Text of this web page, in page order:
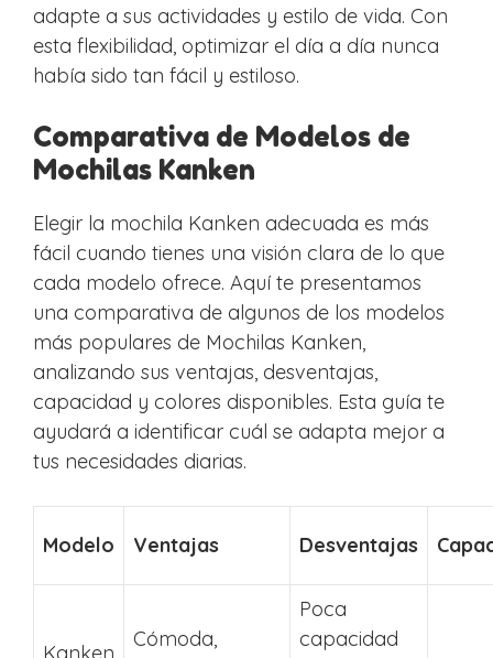
adapte a sus actividades y estilo de vida. Con
esta flexibilidad, optimizar el día a día nunca
había sido tan fácil y estiloso.
Comparativa de Modelos de
Mochilas Kanken
Elegir la mochila Kanken adecuada es más
fácil cuando tienes una visión clara de lo que
cada modelo ofrece. Aquí te presentamos
una comparativa de algunos de los modelos
más populares de Mochilas Kanken,
analizando sus ventajas, desventajas,
capacidad y colores disponibles. Esta guía te
ayudará a identificar cuál se adapta mejor a
tus necesidades diarias.
Modelo Ventajas Desventajas
Kanken
Cómoda,
Poca
capacidad